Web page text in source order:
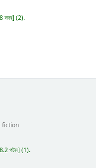
সদব (2).
fiction
পটম (1).